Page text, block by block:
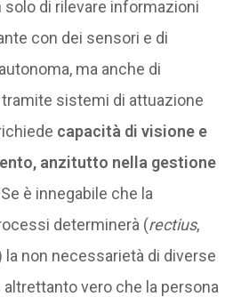
di rilevare informazioni
con dei sensori e di
ma anche di
sistemi di attuazione
capacità di visione e
anzitutto nella gestione
è innegabile che la
determinerà (rectius,
non necessarietà di diverse
vero che la persona